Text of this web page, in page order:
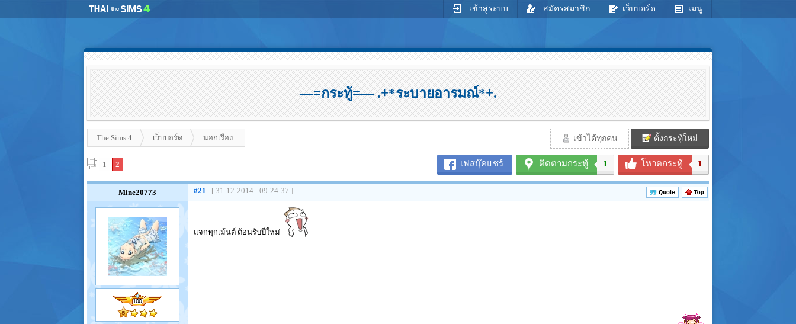
เข้าสู่ระบบ สมัครสมาชิก เว็บบอร์ด เมนู
—=กระทู้=— .+*ระบายอารมณ์*+.
The Sims 4 เว็บบอร์ด นอกเรื่อง เข้าได้ทุกคน ตั้งกระทู้ใหม่
เฟสบุ๊คแชร์ ติดตามกระทู้ 1 โหวตกระทู้ 1
1 2
Mine20773 #21 [ 31-12-2014 - 09:24:37 ]
แจกทุกเม้นต์ ต้อนรับปีใหม่